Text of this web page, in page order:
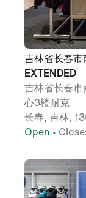
吉林省长春
EXTENDED
吉林省长春市
心3楼耐克
长春, 吉林,
Open •